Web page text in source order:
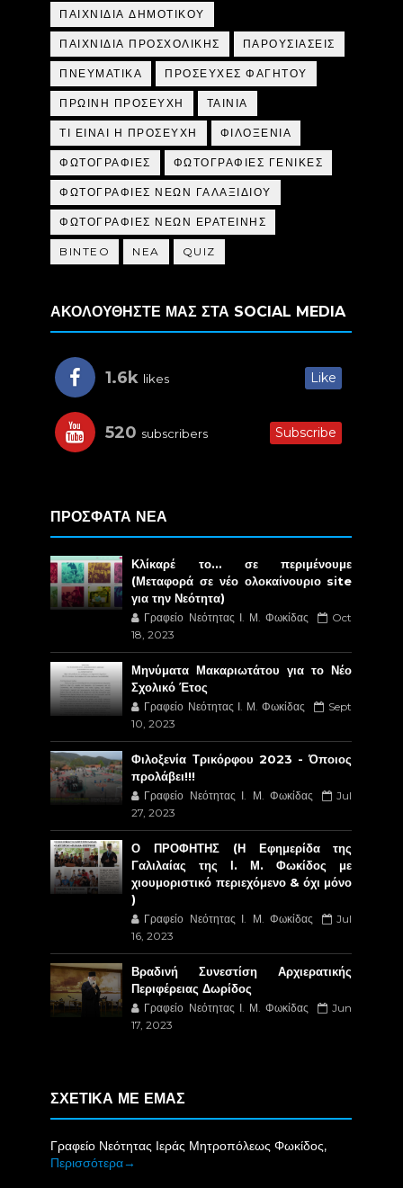
ΠΑΙΧΝΙΔΙΑ ΔΗΜΟΤΙΚΟΥ
ΠΑΙΧΝΙΔΙΑ ΠΡΟΣΧΟΛΙΚΗΣ ΠΑΡΟΥΣΙΑΣΕΙΣ
ΠΝΕΥΜΑΤΙΚΑ ΠΡΟΣΕΥΧΕΣ ΦΑΓΗΤΟΥ
ΠΡΩΙΝΗ ΠΡΟΣΕΥΧΗ ΤΑΙΝΙΑ
ΤΙ ΕΙΝΑΙ Η ΠΡΟΣΕΥΧΗ ΦΙΛΟΞΕΝΙΑ
ΦΩΤΟΓΡΑΦΙΕΣ ΦΩΤΟΓΡΑΦΙΕΣ ΓΕΝΙΚΕΣ
ΦΩΤΟΓΡΑΦΙΕΣ ΝΕΩΝ ΓΑΛΑΞΙΔΙΟΥ
ΦΩΤΟΓΡΑΦΙΕΣ ΝΕΩΝ ΕΡΑΤΕΙΝΗΣ
BINTEO NEA QUIZ
ΑΚΟΛΟΥΘΗΣΤΕ ΜΑΣ ΣΤΑ SOCIAL MEDIA
1.6k likes Like
520 subscribers Subscribe
ΠΡΟΣΦΑΤΑ ΝΕΑ
Κλίκαρέ το… σε περιμένουμε
(Μεταφορά σε νέο ολοκαίνουριο site
για την Νεότητα)
Γραφείο Νεότητας Ι. Μ. Φωκίδας
Oct
18, 2023
Μηνύματα Μακαριωτάτου για το Νέο
Σχολικό Έτος
Γραφείο Νεότητας Ι. Μ. Φωκίδας
Sept
10, 2023
Φιλοξενία Τρικόρφου 2023 - Όποιος
προλάβει!!!
Γραφείο Νεότητας Ι. Μ. Φωκίδας
Jul
27, 2023
Ο ΠΡΟΦΗΤΗΣ (Η Εφημερίδα της
Γαλιλαίας της Ι. Μ. Φωκίδος με
χιουμοριστικό περιεχόμενο & όχι μόνο
)
Γραφείο Νεότητας Ι. Μ. Φωκίδας
Jul
16, 2023
Βραδινή Συνεστίση Αρχιερατικής
Περιφέρειας Δωρίδος
Γραφείο Νεότητας Ι. Μ. Φωκίδας
Jun
17, 2023
ΣΧΕΤΙΚΑ ΜΕ ΕΜΑΣ
Γραφείο Νεότητας Ιεράς Μητροπόλεως Φωκίδος,
Περισσότερα→